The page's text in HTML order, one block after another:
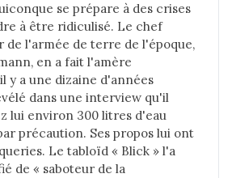
se prépare à des crises
à être ridiculisé. Le chef
de l'armée de terre de l'époque,
en a fait l'amère
y a une dizaine d'années
dans une interview qu'il
lui environ 300 litres d'eau
précaution. Ses propos lui ont
Le tabloïd « Blick » l'a
de « saboteur de la